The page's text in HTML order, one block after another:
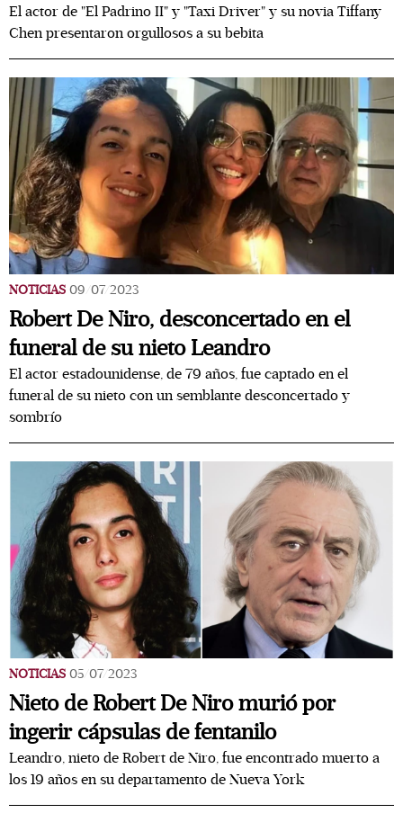
El actor de "El Padrino II" y "Taxi Driver" y su novia Tiffany
Chen presentaron orgullosos a su bebita
NOTICIAS 09/07/2023
Robert De Niro, desconcertado en el
funeral de su nieto Leandro
El actor estadounidense, de 79 años, fue captado en el
funeral de su nieto con un semblante desconcertado y
sombrío
NOTICIAS 05/07/2023
Nieto de Robert De Niro murió por
ingerir cápsulas de fentanilo
Leandro, nieto de Robert de Niro, fue encontrado muerto a
los 19 años en su departamento de Nueva York